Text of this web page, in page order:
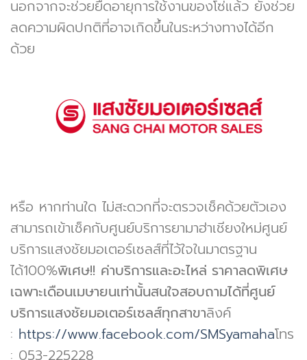
นอกจากจะช่วยยืดอายุการใช้งานของโซ่แล้ว ยังช่วย
ลดความผิดปกติที่อาจเกิดขึ้นในระหว่างทางได้อีก
ด้วย
หรือ หากท่านใด ไม่สะดวกที่จะตรวจเช็คด้วยตัวเอง
สามารถเข้าเช็คกับศูนย์บริการยามาฮ่าเชียงใหม่ศูนย์
บริการแสงชัยมอเตอร์เซลส์ที่ไว้ใจในมาตรฐาน
ได้100%พิเศษ!! ค่าบริการและอะไหล่ ราคาลดพิเศษ
เฉพาะเดือนเมษายนเท่านั้นสนใจสอบถามได้ที่ศูนย์
บริการแสงชัยมอเตอร์เซลส์ทุกสาขาลิงค์
: https://www.facebook.com/SMSyamahaโทร
: 053-225228